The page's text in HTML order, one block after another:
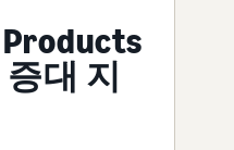
대 지